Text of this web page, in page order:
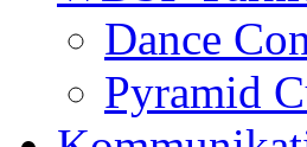
Dance
Pyramid